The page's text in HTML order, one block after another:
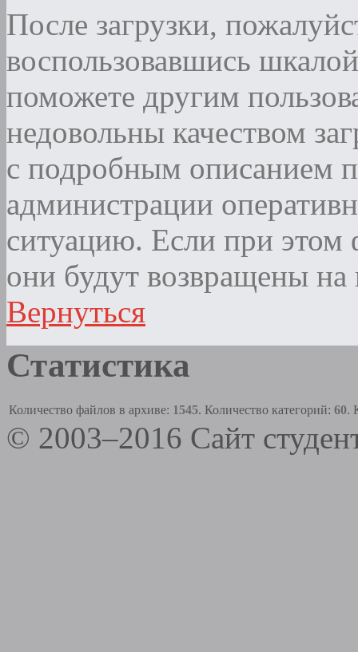
После загрузки,
воспользовавшись
поможете другим
недовольны качеством
с подробным описанием
администрации
ситуацию. Если при этом
они будут возвращены на
Вернуться
Статистика
Количество файлов в архиве: 1545. Количество категорий: 60.
© 2003–2016 Сайт